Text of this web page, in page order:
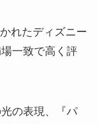
れたディズニー
一致で高く評
の表現、『パ